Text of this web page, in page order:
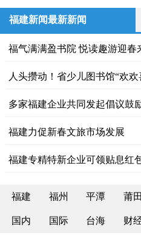
福建新闻最新新闻
福气满满盈书院 悦读趣游迎
人头攒动！省少儿图书馆“欢
多家福建企业共同发起倡议鼓
福建力促新春文旅市场发展
福建专精特新企业可领贴息红
福建 福州 平潭 莆田
国内 国际 台海 财